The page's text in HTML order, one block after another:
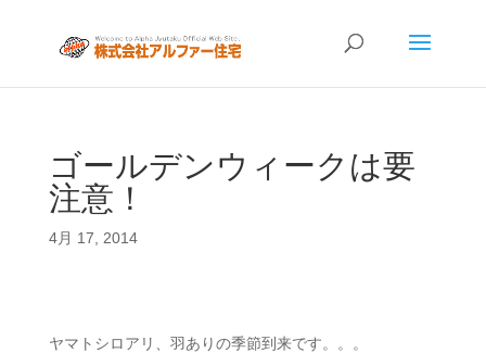
ゴールデンウィークは要
注意！
4月 17, 2014
ヤマトシロアリ、羽ありの季節到来です。。。